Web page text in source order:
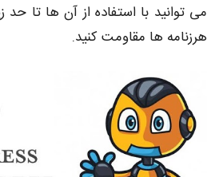
می توانید با استفاده از آن ها تا حد
هرزنامه ها مقاومت کنید.